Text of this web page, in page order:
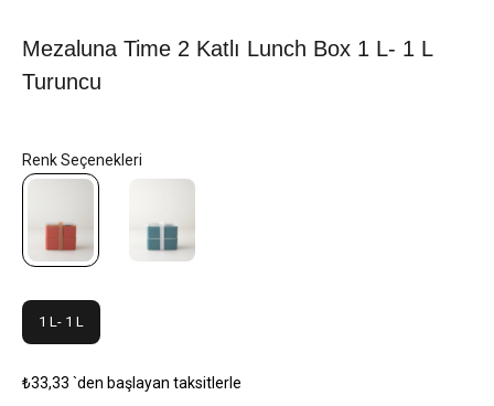
Mezaluna Time 2 Katlı Lunch Box 1 L- 1 L
Turuncu
1 L- 1 L
₺33,33 `den başlayan taksitlerle